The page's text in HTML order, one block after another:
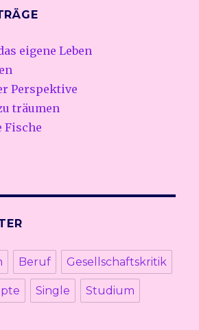
eigene Leben
Perspektive
träumen
Fische
Beruf Gesellschaftskritik
Single Studium